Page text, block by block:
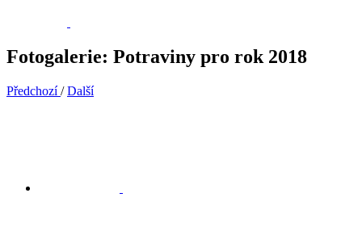
Fotogalerie: Potraviny pro rok 2018
Předchozí / Další